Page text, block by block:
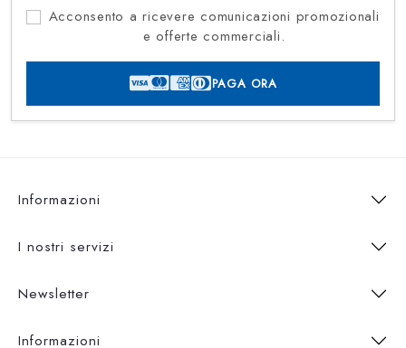
Acconsento a ricevere comunicazioni promozionali
e offerte commerciali.
PAGA ORA
Informazioni
I nostri servizi
Newsletter
Informazioni